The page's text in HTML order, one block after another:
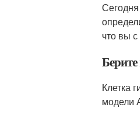
что вы
Клетка
модели